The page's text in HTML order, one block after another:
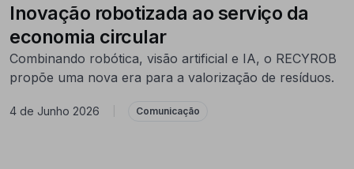
Inovação robotizada ao serviço da
economia circular
Combinando robótica, visão artificial e IA, o RECYROB
propõe uma nova era para a valorização de resíduos.
4 de Junho 2026 Comunicação